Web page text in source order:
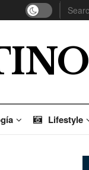
Lifestyle